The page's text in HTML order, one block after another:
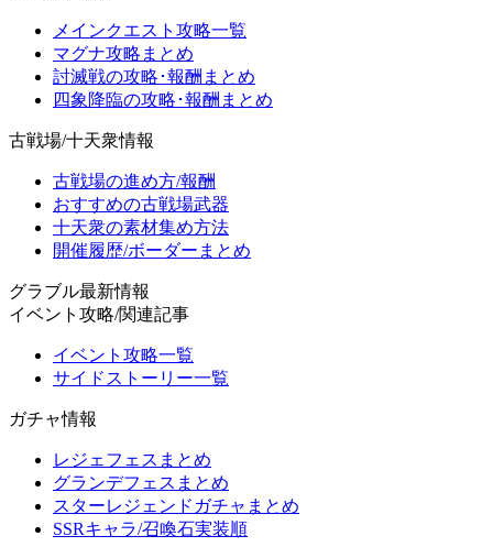
メインクエスト攻略一覧
マグナ攻略まとめ
討滅戦の攻略･報酬まとめ
四象降臨の攻略･報酬まとめ
古戦場/十天衆情報
古戦場の進め方/報酬
おすすめの古戦場武器
十天衆の素材集め方法
開催履歴/ボーダーまとめ
グラブル最新情報
イベント攻略/関連記事
イベント攻略一覧
サイドストーリー一覧
ガチャ情報
レジェフェスまとめ
グランデフェスまとめ
スターレジェンドガチャまとめ
SSRキャラ/召喚石実装順